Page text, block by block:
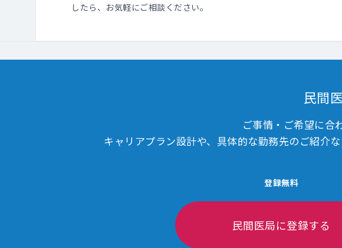
したら、お気軽にご相談ください。
民間
ご事情・ご希望に合
キャリアプラン設計や、具体的な勤務先のご紹介
登録無料
民間医局に登録する